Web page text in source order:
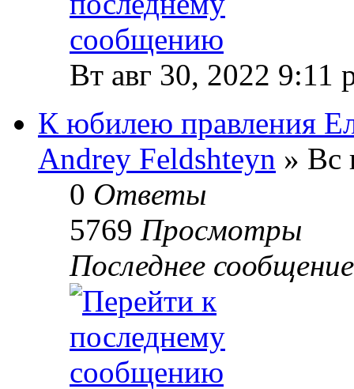
Вт авг 30, 2022 9:11
К юбилею правления
Andrey Feldshteyn » Вс
0 Ответы
5769 Просмотры
Последнее